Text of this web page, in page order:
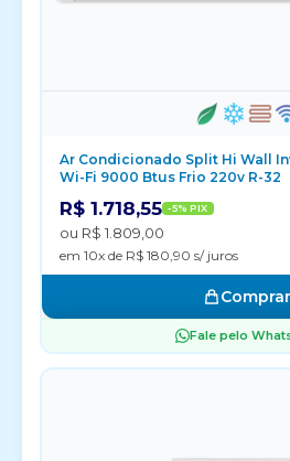
Ar Condicionado Split Hi Wall
Wi-Fi 9000 Btus Frio 220v R-32
R$ 1.718,55 -5% PIX
ou R$ 1.809,00
em 10x de R$ 180,90 s/ juros
Comprar
Fale pelo